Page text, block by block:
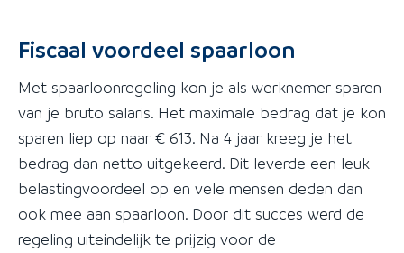
Fiscaal voordeel spaarloon
Met spaarloonregeling kon je als werknemer sparen
van je bruto salaris. Het maximale bedrag dat je kon
sparen liep op naar € 613. Na 4 jaar kreeg je het
bedrag dan netto uitgekeerd. Dit leverde een leuk
belastingvoordeel op en vele mensen deden dan
ook mee aan spaarloon. Door dit succes werd de
regeling uiteindelijk te prijzig voor de